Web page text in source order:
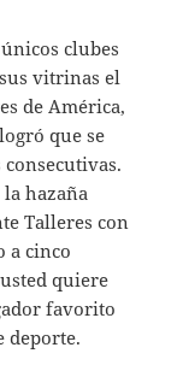
clubes
vitrinas el
de América,
logró que se
hazaña
Talleres con
a cinco
quiere
favorito
deporte.